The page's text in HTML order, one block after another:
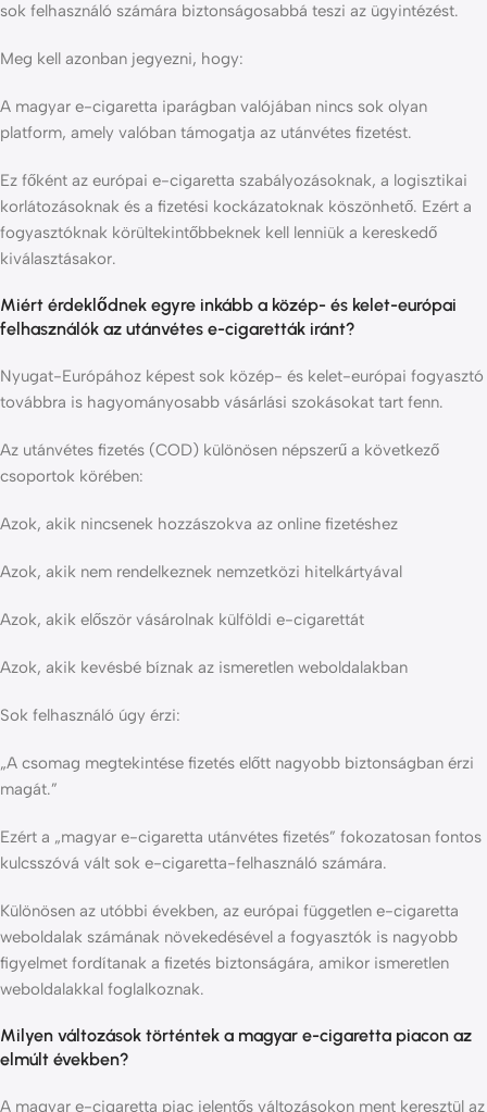
sok felhasználó számára biztonságosabbá teszi az ügyintézést.
Meg kell azonban jegyezni, hogy:
A magyar e-cigaretta iparágban valójában nincs sok olyan
platform, amely valóban támogatja az utánvétes fizetést.
Ez főként az európai e-cigaretta szabályozásoknak, a logisztikai
korlátozásoknak és a fizetési kockázatoknak köszönhető. Ezért a
fogyasztóknak körültekintőbbeknek kell lenniük a kereskedő
kiválasztásakor.
Miért érdeklődnek egyre inkább a közép- és kelet-európai
felhasználók az utánvétes e-cigaretták iránt?
Nyugat-Európához képest sok közép- és kelet-európai fogyasztó
továbbra is hagyományosabb vásárlási szokásokat tart fenn.
Az utánvétes fizetés (COD) különösen népszerű a következő
csoportok körében:
Azok, akik nincsenek hozzászokva az online fizetéshez
Azok, akik nem rendelkeznek nemzetközi hitelkártyával
Azok, akik először vásárolnak külföldi e-cigarettát
Azok, akik kevésbé bíznak az ismeretlen weboldalakban
Sok felhasználó úgy érzi:
„A csomag megtekintése fizetés előtt nagyobb biztonságban érzi
magát.”
Ezért a „magyar e-cigaretta utánvétes fizetés” fokozatosan fontos
kulcsszóvá vált sok e-cigaretta-felhasználó számára.
Különösen az utóbbi években, az európai független e-cigaretta
weboldalak számának növekedésével a fogyasztók is nagyobb
figyelmet fordítanak a fizetés biztonságára, amikor ismeretlen
weboldalakkal foglalkoznak.
Milyen változások történtek a magyar e-cigaretta piacon az
elmúlt években?
A magyar e-cigaretta piac jelentős változásokon ment keresztül az